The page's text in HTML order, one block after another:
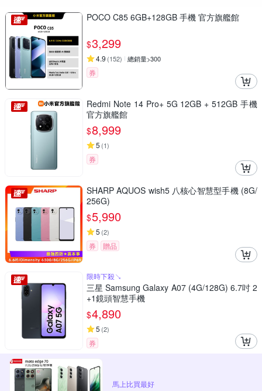
POCO C85 6GB+128GB 手機 官方旗艦館
$3,299
4.9 (152) 總銷量>300
券
Redmi Note 14 Pro+ 5G 12GB + 512GB 手機
官方旗艦館
$8,999
5 (1)
券
SHARP AQUOS wish5 八核心智慧型手機 (8G/
256G)
$5,990
5 (2)
券 贈品
限時下殺↘
三星 Samsung Galaxy A07 (4G/128G) 6.7吋 2
+1鏡頭智慧手機
$4,890
5 (2)
券
馬上比買最好